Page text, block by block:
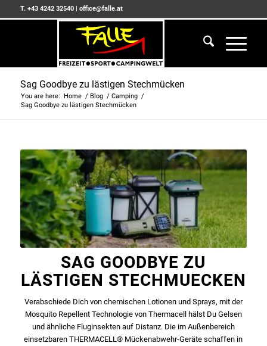
T. +43 4242 32540| office@falle.at
Sag Goodbye zu lästigen Stechmücken
You are here: Home / Blog / Camping /
Sag Goodbye zu lästigen Stechmücken
SAG GOODBYE ZU
LÄSTIGEN STECHMUECKEN
Verabschiede Dich von chemischen Lotionen und Sprays, mit der
Mosquito Repellent Technologie von Thermacell hälst Du Gelsen
und ähnliche Fluginsekten auf Distanz. Die im Außenbereich
einsetzbaren THERMACELL® Mückenabwehr-Geräte schaffen in